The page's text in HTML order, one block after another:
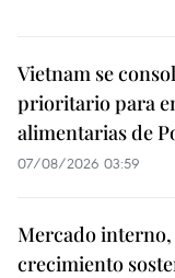
Vietnam se
prioritario para
alimentarias de
07/08/2026 03:59
Mercado interno,
crecimiento